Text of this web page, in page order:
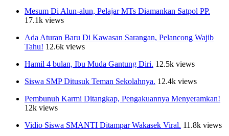
Mesum Di Alun-alun, Pelajar MTs Diamankan Satpol PP.
17.1k views
Ada Aturan Baru Di Kawasan Sarangan, Pelancong Wajib
Tahu! 12.6k views
Hamil 4 bulan, Ibu Muda Gantung Diri. 12.5k views
Siswa SMP Ditusuk Teman Sekolahnya. 12.4k views
Pembunuh Karmi Ditangkap, Pengakuannya Menyeramkan!
12k views
Vidio Siswa SMANTI Ditampar Wakasek Viral. 11.8k views